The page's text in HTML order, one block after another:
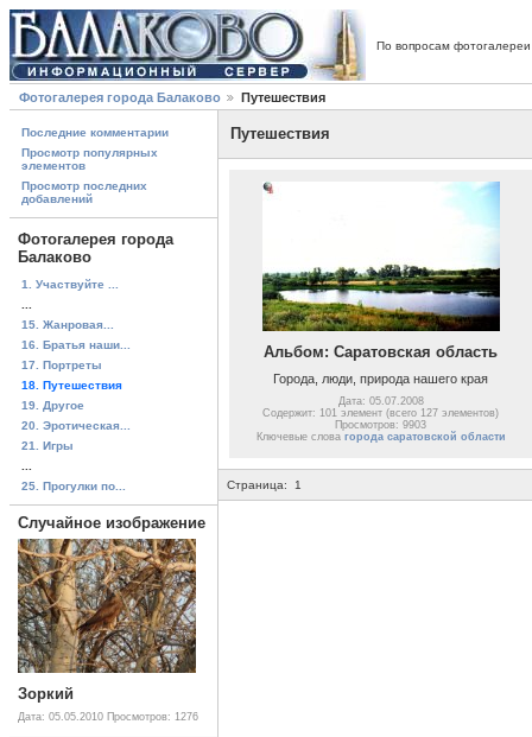
По вопросам
Фотогалерея города Балаково Путешествия
Последние комментарии
Просмотр популярных
элементов
Просмотр последних
добавлений
Фотогалерея города
Балаково
1. Участвуйте ...
15. Жанровая...
16. Братья наши...
17. Портреты
18. Путешествия
19. Другое
20. Эротическая...
21. Игры
25. Прогулки по...
Случайное изображение
Зоркий
Дата: 05.05.2010 Просмотров: 1276
Путешествия
Альбом: Саратовская область
Города, люди, природа нашего края
Дата: 05.07.2008
Содержит: 101 элемент (всего 127 элементов)
Просмотров: 9903
Ключевые слова города саратовской области
Страница: 1